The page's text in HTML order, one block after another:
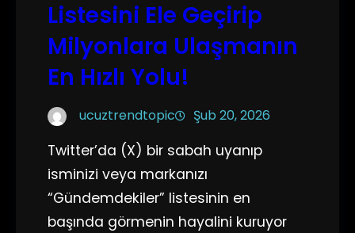
Listesini Ele Geçirip
Milyonlara Ulaşmanın
En Hızlı Yolu!
ucuztrendtopic Şub 20, 2026
Twitter’da (X) bir sabah uyanıp
isminizi veya markanızı
“Gündemdekiler” listesinin en
başında görmenin hayalini kuruyor